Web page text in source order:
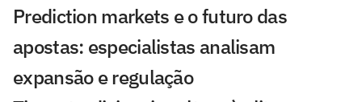
Prediction markets e o futuro das
apostas: especialistas analisam
expansão e regulação